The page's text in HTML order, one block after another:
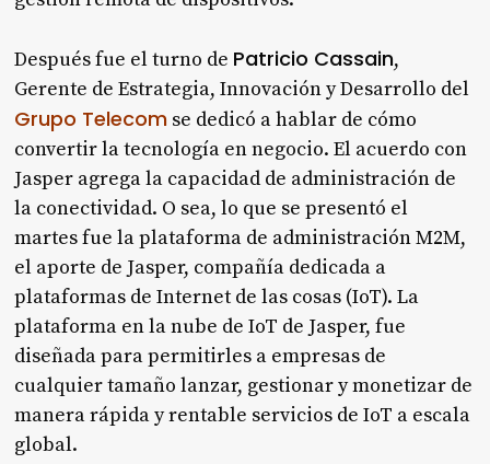
Después fue el turno de Patricio Cassain,
Gerente de Estrategia, Innovación y Desarrollo del
Grupo Telecom se dedicó a hablar de cómo
convertir la tecnología en negocio. El acuerdo con
Jasper agrega la capacidad de administración de
la conectividad. O sea, lo que se presentó el
martes fue la plataforma de administración M2M,
el aporte de Jasper, compañía dedicada a
plataformas de Internet de las cosas (IoT). La
plataforma en la nube de IoT de Jasper, fue
diseñada para permitirles a empresas de
cualquier tamaño lanzar, gestionar y monetizar de
manera rápida y rentable servicios de IoT a escala
global.